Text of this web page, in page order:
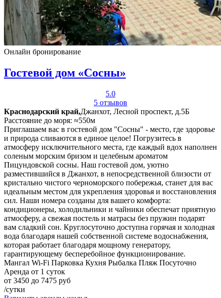
Онлайн бронирование
Гостевой дом «Сосны»
5.0
5 отзывов
Краснодарский край,Джанхот, Лесной проспект, д.5Б
Расстояние до моря: ≈550м
Приглашаем вас в гостевой дом "Сосны" - место, где здоровье
и природа сливаются в единое целое! Погрузитесь в
атмосферу исключительного места, где каждый вдох наполнен
соленым морским бризом и целебным ароматом
Пицундовской сосны. Наш гостевой дом, уютно
разместившийся в Джанхот, в непосредственной близости от
кристально чистого черноморского побережья, станет для вас
идеальным местом для укрепления здоровья и восстановления
сил. Наши номера созданы для вашего комфорта:
кондиционеры, холодильники и чайники обеспечат приятную
атмосферу, а свежая постель и матрасы без пружин подарят
вам сладкий сон. Круглосуточно доступна горячая и холодная
вода благодаря нашей собственной системе водоснабжения,
которая работает благодаря мощному генератору,
гарантирующему бесперебойное функционирование.
Мангал Wi-Fi Парковка Кухня Рыбалка Пляж Посуточно
Аренда от 1 суток
от 3450 до 7475 руб
/сутки